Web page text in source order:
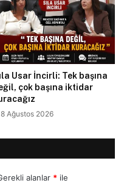
Usar İncirli: Tek başına
çok başına iktidar
8 Ağustos 2026
alanlar * ile